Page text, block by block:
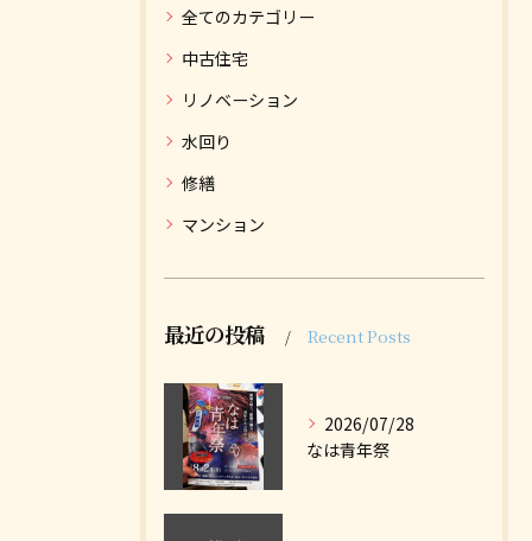
全てのカテゴリー
中古住宅
リノベーション
水回り
修繕
マンション
最近の投稿 Recent Posts
2026/07/28
なは青年祭